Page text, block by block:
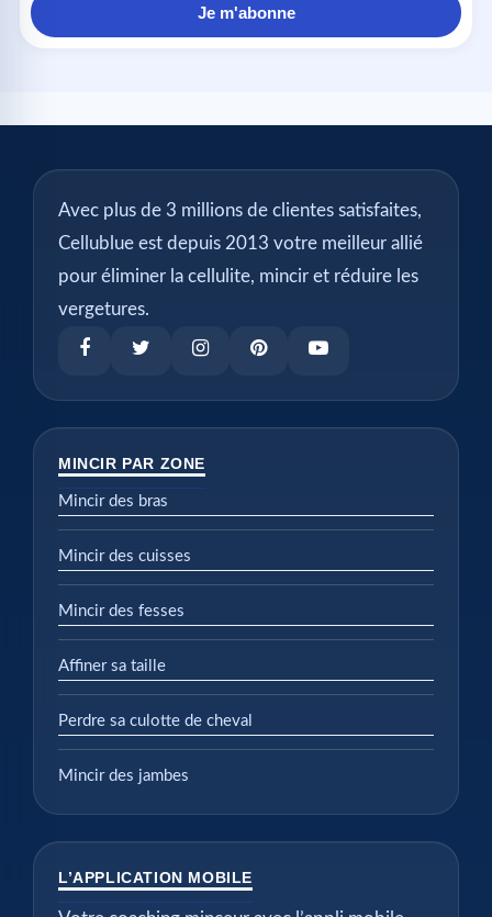
Je m'abonne
Avec plus de 3 millions de clientes satisfaites,
Cellublue est depuis 2013 votre meilleur allié
pour éliminer la cellulite, mincir et réduire les
vergetures.
MINCIR PAR ZONE
Mincir des bras
Mincir des cuisses
Mincir des fesses
Affiner sa taille
Perdre sa culotte de cheval
Mincir des jambes
L’APPLICATION MOBILE